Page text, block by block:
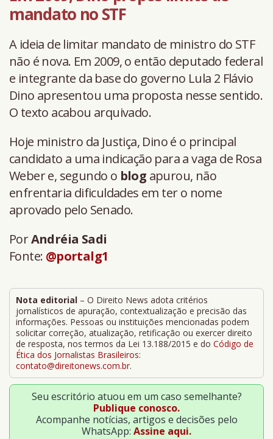
mandato no STF
A ideia de limitar mandato de ministro do STF
não é nova. Em 2009, o então deputado federal
e integrante da base do governo Lula 2 Flávio
Dino apresentou uma proposta nesse sentido.
O texto acabou arquivado.
Hoje ministro da Justiça, Dino é o principal
candidato a uma indicação para a vaga de Rosa
Weber e, segundo o blog apurou, não
enfrentaria dificuldades em ter o nome
aprovado pelo Senado.
PorAndréia Sadi
Fonte: @portalg1
Nota editorial – O Direito News adota critérios
jornalísticos de apuração, contextualização e precisão das
informações. Pessoas ou instituições mencionadas podem
solicitar correção, atualização, retificação ou exercer direito
de resposta, nos termos da Lei 13.188/2015 e do Código de
Ética dos Jornalistas Brasileiros:
contato@direitonews.com.br.
Seu escritório atuou em um caso semelhante?
Publique conosco.
Acompanhe notícias, artigos e decisões pelo
WhatsApp: Assine aqui.